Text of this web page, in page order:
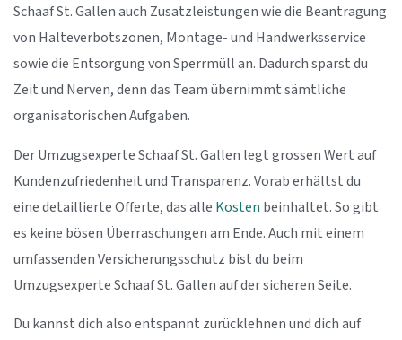
Schaaf St. Gallen auch Zusatzleistungen wie die Beantragung
von Halteverbotszonen, Montage- und Handwerksservice
sowie die Entsorgung von Sperrmüll an. Dadurch sparst du
Zeit und Nerven, denn das Team übernimmt sämtliche
organisatorischen Aufgaben.
Der Umzugsexperte Schaaf St. Gallen legt grossen Wert auf
Kundenzufriedenheit und Transparenz. Vorab erhältst du
eine detaillierte Offerte, das alle Kosten beinhaltet. So gibt
es keine bösen Überraschungen am Ende. Auch mit einem
umfassenden Versicherungsschutz bist du beim
Umzugsexperte Schaaf St. Gallen auf der sicheren Seite.
Du kannst dich also entspannt zurücklehnen und dich auf